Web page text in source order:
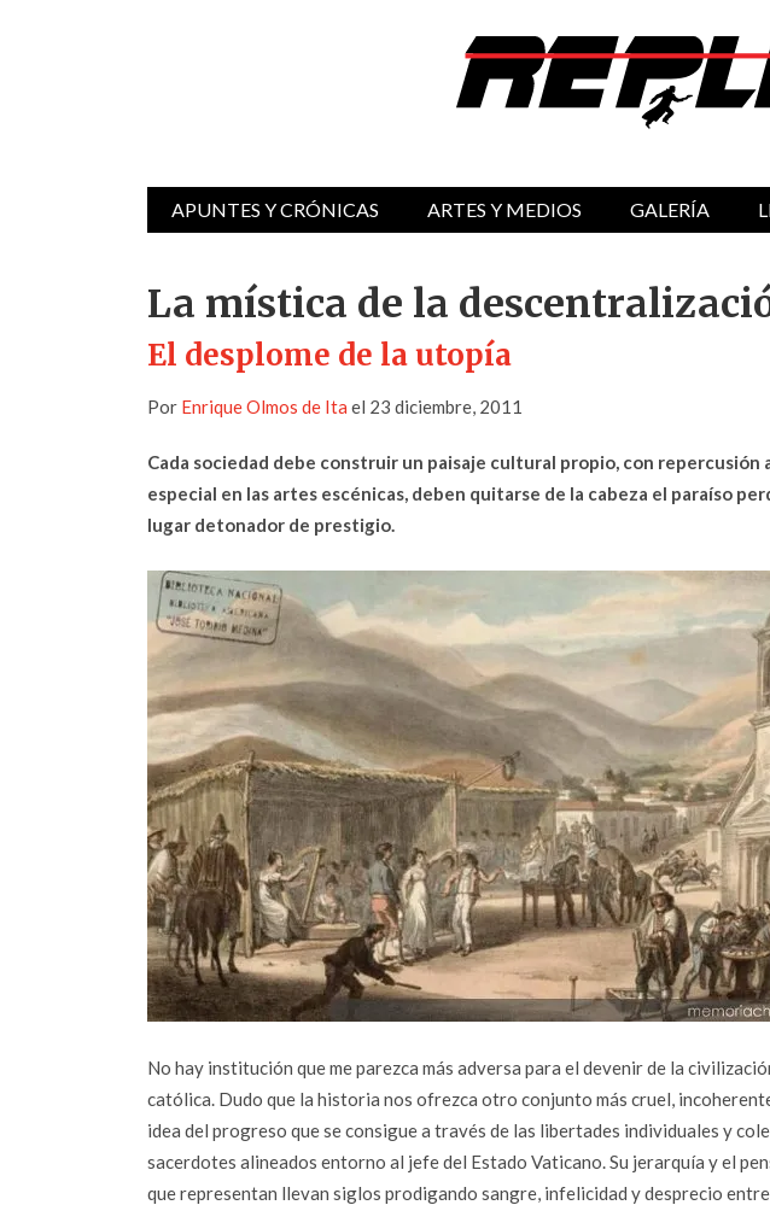
APUNTES Y CRÓNICAS ARTES Y MEDIOS GALERÍA
La mística de la
El desplome de la utopía
Por Enrique Olmos de Ita el 23 diciembre, 2011
Cada sociedad debe construir un paisaje cultural propio, con repercusión
especial en las artes escénicas, deben quitarse de la cabeza el paraíso
lugar detonador de prestigio.
No hay institución que me parezca más adversa para el devenir de la
católica. Dudo que la historia nos ofrezca otro conjunto más cruel,
idea del progreso que se consigue a través de las libertades individuales y
sacerdotes alineados entorno al jefe del Estado Vaticano. Su jerarquía y el
que representan llevan siglos prodigando sangre, infelicidad y desprecio